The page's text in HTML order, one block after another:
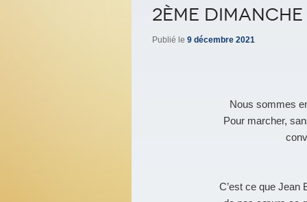
principal
secondaire
2ème
Publié le 9 décembre 2021
Nous sommes
Pour marcher,
C’est ce que Jean